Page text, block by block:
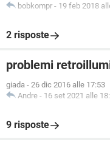
bobkompr - 19 feb 2018
2 risposte
problemi
giada - 26 dic 2016 alle 17:53
Andre - 16 set 2021 alle
9 risposte